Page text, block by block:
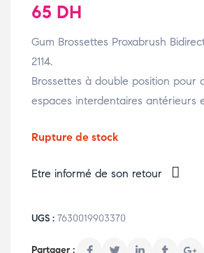
65 DH
Gum Brossettes Proxabrush
2114.
Brossettes à double position pour
espaces interdentaires antérieurs
Rupture de stock
Etre informé de son retour
UGS : 7630019903370